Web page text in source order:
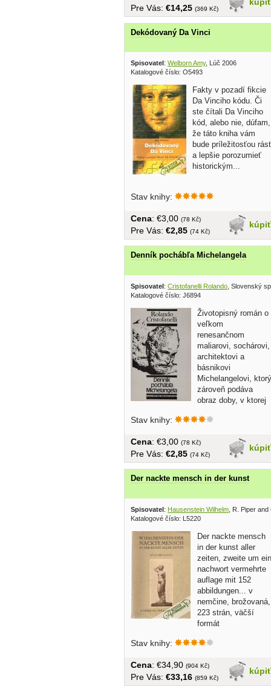
Pre Vás: €14,25 (369 Kč)
Dekódovaný Da Vinci
Spisovatel : Welborn Amy, Lúč 2006
Katalogové číslo: O5493
Fakty v pozadí fikcie
Da Vinciho kódu. Či
ste čítali Da Vinciho
kód, alebo nie, dúfam,
že táto kniha vám
bude príležitosťou rásť
a lepšie porozumieť
historickým...
Stav knihy:
kúpiť
Cena: €3,00 (78 Kč)
Pre Vás: €2,85 (74 Kč)
Denník pochábľa Michelangela
Spisovatel: Cristofanelli Rolando , Slovenský
Katalogové číslo: J6894
Životopisný román o
veľkom
renesančnom
maliarovi, sochárovi,
architektovi a
básnikovi
Michelangelovi, ktorý
zároveň podáva
obraz doby, v ktorej
Stav knihy:
kúpiť
Cena: €3,00 (78 Kč)
Pre Vás: €2,85 (74 Kč)
Der nackte mensch in der kunst
Spisovatel: Hausenstein Wilhelm , R. Piper
Katalogové číslo: L5220
Der nackte mensch
in der kunst aller
zeiten, zweite um ein
nachwort vermehrte
auflage mit 152
abbildungen... v
nemčine, brožovaná,
223 strán, väčší
formát
Stav knihy:
kúpiť
Cena: €34,90 (904 Kč)
Pre Vás: €33,16 (859 Kč)